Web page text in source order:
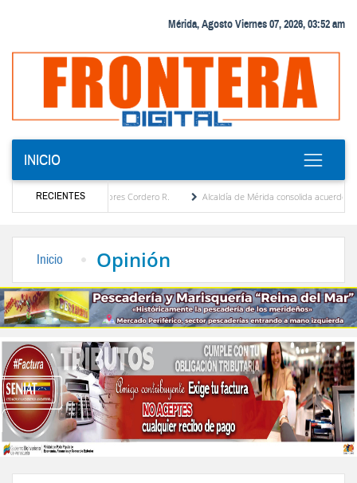
Mérida, Agosto Viernes 07, 2026, 03:52 am
INICIO
RECIENTES
María Eugenia Febres Cordero R.
Alcaldía de Mérida consolida acuerdos con
Inicio Opinión